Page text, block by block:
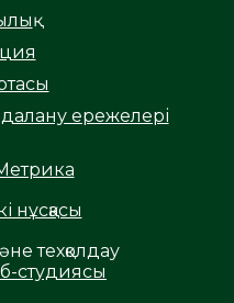
ережелері
нұсқасы
техқолдау
студиясы